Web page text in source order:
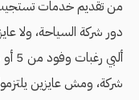
من تقديم خدمات تستجيب
دور شركة السياحة، ولا
شركة، ومش عايزين